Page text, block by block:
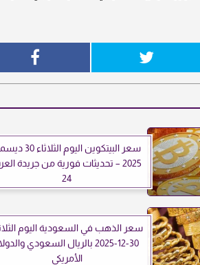
سعر البيتكوين اليوم
2025 – تحديثات فورية من جريدة
24
سعر الذهب في السعودية اليوم
30-12-2025 بالريال السعودي
الأمريكي